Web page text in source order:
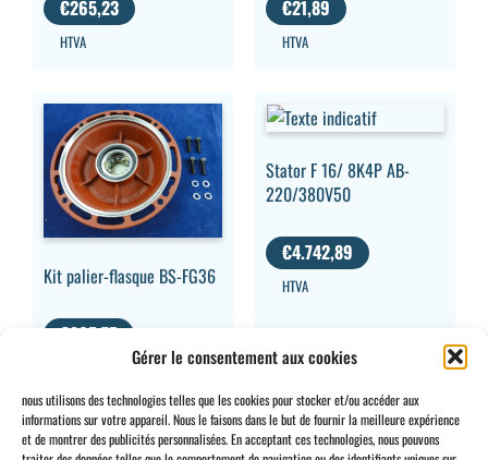
Gérer le consentement aux cookies
nous utilisons des technologies telles que les cookies pour stocker et/ou accéder aux
informations sur votre appareil. Nous le faisons dans le but de fournir la meilleure expérience
et de montrer des publicités personnalisées. En acceptant ces technologies, nous pouvons
€265,23
HTVA
€21,89
HTVA
Kit palier-flasque BS-FG36
€805,75
Stator F 16/ 8K4P AB-
220/380V50
€4.742,89
HTVA